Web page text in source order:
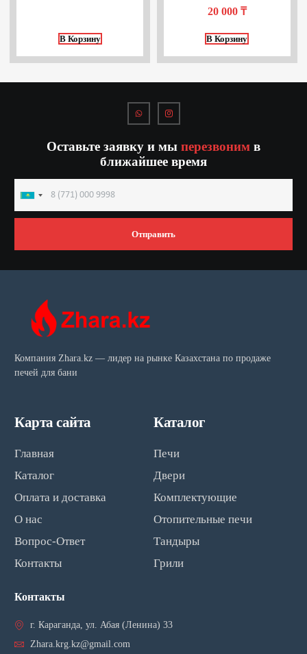
В Корзину
20 000 ₸
В Корзину
Оставьте заявку и мы перезвоним в
ближайшее время
Kazakhstan
+7
Отправить
Компания Zhara.kz — лидер на рынке Казахстана по продаже
печей для бани
Карта сайта
Главная
Каталог
Оплата и доставка
О нас
Вопрос-Ответ
Контакты
Каталог
Печи
Двери
Комплектующие
Отопительные печи
Тандыры
Грили
Контакты
г. Караганда, ул. Абая (Ленина) 33
Zhara.krg.kz@gmail.com